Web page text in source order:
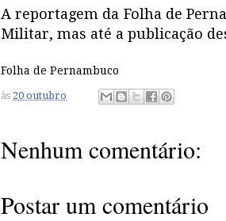
A reportagem da Folha de
Militar, mas até a publicação
Folha de Pernambuco
às 20 outubro
Nenhum comentário:
Postar um comentário